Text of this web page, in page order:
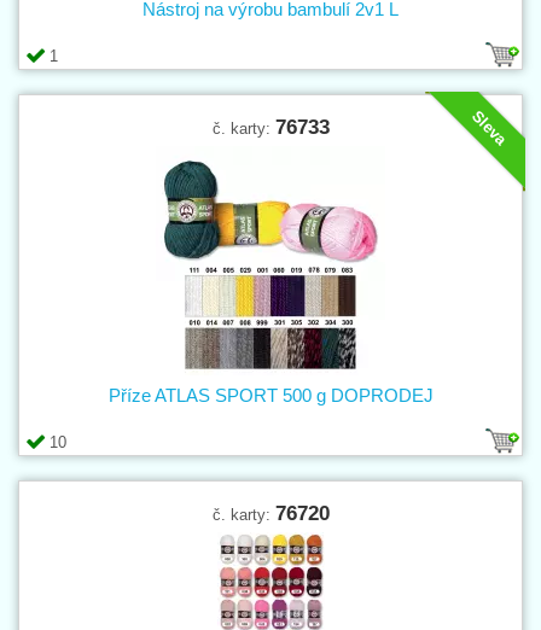
1
Nástroj na výrobu bambulí 2v1 L
Sleva
č. karty: 76733
10
Příze ATLAS SPORT 500 g DOPRODEJ
č. karty: 76720